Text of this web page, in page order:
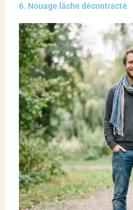
6. Nouage lâche décontracté